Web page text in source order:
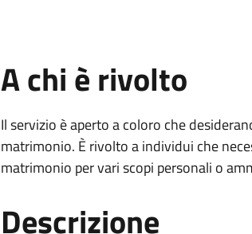
A chi è rivolto
Il servizio è aperto a coloro che
matrimonio. È rivolto a individui che
matrimonio per vari scopi personali o
Descrizione